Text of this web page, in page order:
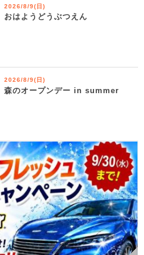
2026/8/9(日)
おはようどうぶつえん
2026/8/9(日)
森のオープンデー in summer